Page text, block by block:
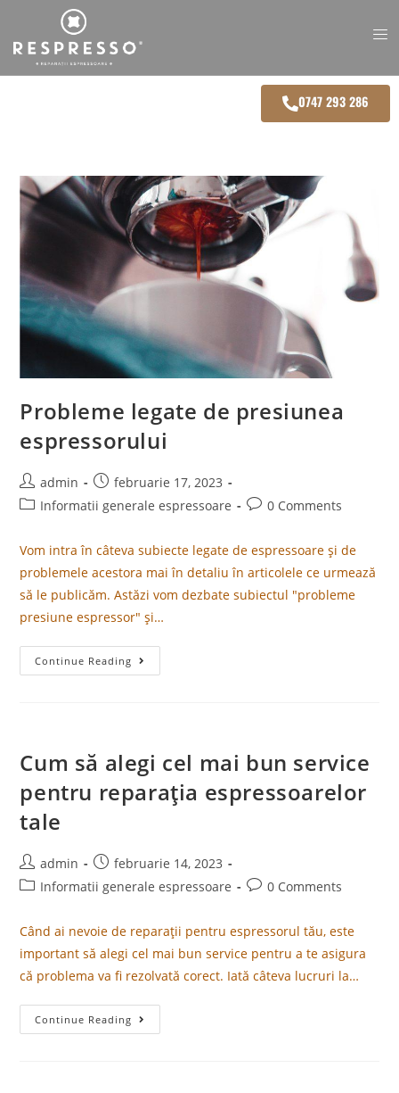
0747 293 286
Probleme legate de presiunea
espressorului
admin
februarie 17, 2023
Informatii generale espressoare
0 Comments
Vom intra în câteva subiecte legate de espressoare și de
problemele acestora mai în detaliu în articolele ce urmează
să le publicăm. Astăzi vom dezbate subiectul "probleme
presiune espressor" și…
Continue Reading
Cum să alegi cel mai bun service
pentru reparația espressoarelor
tale
admin
februarie 14, 2023
Informatii generale espressoare
0 Comments
Când ai nevoie de reparații pentru espressorul tău, este
important să alegi cel mai bun service pentru a te asigura
că problema va fi rezolvată corect. Iată câteva lucruri la…
Continue Reading